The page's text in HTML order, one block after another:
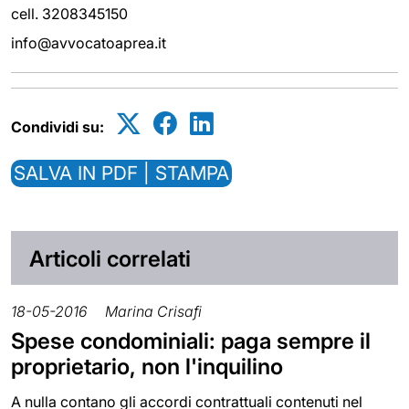
cell. 3208345150
info@avvocatoaprea.it
Condividi su:
SALVA IN PDF | STAMPA
Articoli correlati
18-05-2016 Marina Crisafi
Spese condominiali: paga sempre il
proprietario, non l'inquilino
A nulla contano gli accordi contrattuali contenuti nel